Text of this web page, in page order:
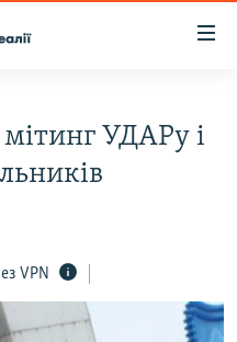
УДАРу і
VPN